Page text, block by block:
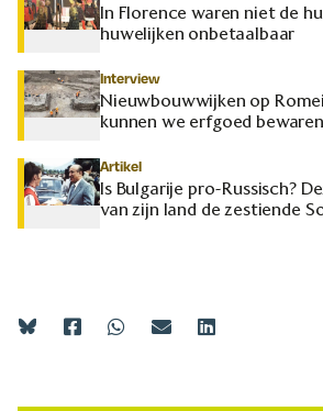
In Florence waren niet de
huwelijken onbetaalbaar
Interview
Nieuwbouwwijken op
kunnen we erfgoed
Artikel
Is Bulgarije pro-Russisch?
van zijn land de zestiende